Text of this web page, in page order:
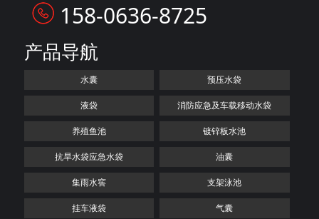
158-0636-8725
产品导航
水囊 预压水袋
液袋 消防应急及车载移动水袋
养殖鱼池 镀锌板水池
抗旱水袋应急水袋 油囊
集雨水窖 支架泳池
挂车液袋 气囊